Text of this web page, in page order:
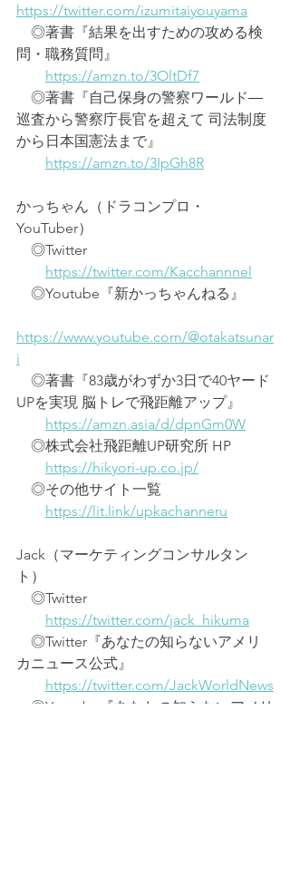
https://twitter.com/izumitaiyouyama
◎著書『結果を出すための攻める検
問・職務質問』
https://amzn.to/3OltDf7
◎著書『自己保身の警察ワールド―
巡査から警察庁長官を超えて 司法制度
から日本国憲法まで』
https://amzn.to/3IpGh8R
かっちゃん（ドラコンプロ・
YouTuber）
◎Twitter
https://twitter.com/Kacchannnel
◎Youtube『新かっちゃんねる』
https://www.youtube.com/@otakatsunar
i
◎著書『83歳がわずか3日で40ヤード
UPを実現 脳トレで飛距離アップ』
https://amzn.asia/d/dpnGm0W
◎株式会社飛距離UP研究所 HP
https://hikyori-up.co.jp/
◎その他サイト一覧
https://lit.link/upkachanneru
Jack（マーケティングコンサルタン
ト）
◎Twitter
https://twitter.com/jack_hikuma
◎Twitter『あなたの知らないアメリ
カニュース公式』
https://twitter.com/JackWorldNews
◎Youtube『あなたの知らないアメリ